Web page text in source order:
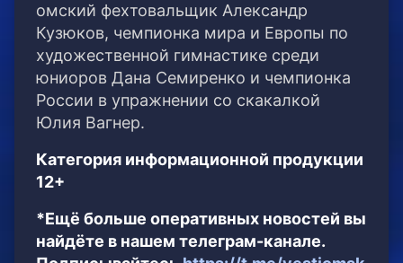
омский фехтовальщик Александр
Кузюков, чемпионка мира и Европы по
художественной гимнастике среди
юниоров Дана Семиренко и чемпионка
России в упражнении со скакалкой
Юлия Вагнер.
Категория информационной продукции
12+
*Ещё больше оперативных новостей вы
найдёте в нашем телеграм-канале.